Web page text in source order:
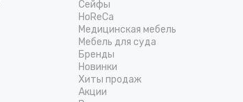
Cейфы
HoReCa
Медицинская мебель
Мебель для суда
Бренды
Новинки
Хиты продаж
Акции